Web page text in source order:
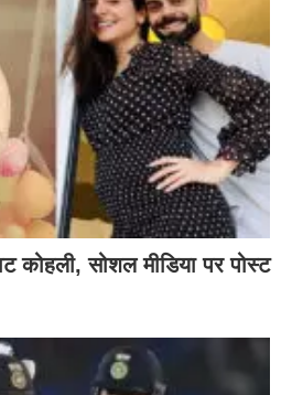
कोहली, सोशल मीडिया पर पोस्ट